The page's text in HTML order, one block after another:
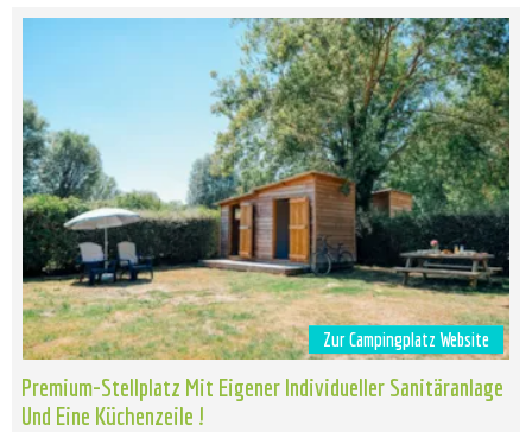
Zur Campingplatz Website
Premium-Stellplatz Mit Eigener Individueller Sanitäranlage
Und Eine Küchenzeile !